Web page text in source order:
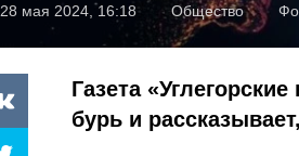
28 мая 2024, 16:18 Общество
Газета
бурь и